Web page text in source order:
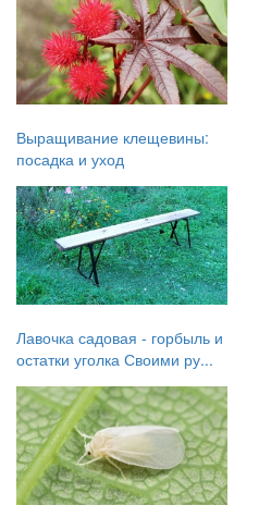
Выращивание клещевины:
посадка и уход
Лавочка садовая - горбыль и
остатки уголка Своими ру...